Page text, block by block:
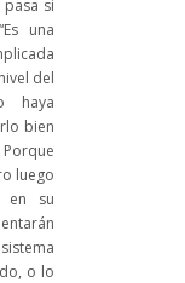
si
una
del
haya
bien
luego
en su
o lo